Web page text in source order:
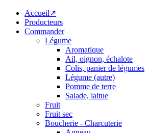
Accueil↗
Producteurs
Commander
Légume
Aromatique
Ail, oignon, échalote
Colis, panier de légumes
Légume (autre)
Pomme de terre
Salade, laitue
Fruit
Fruit sec
Boucherie - Charcuterie